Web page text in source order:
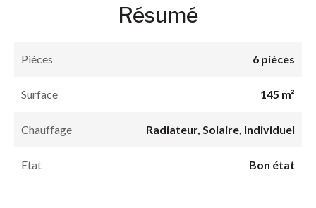
Résumé
Pièces 6 pièces
Surface 145 m²
Chauffage Radiateur, Solaire, Individuel
Etat Bon état